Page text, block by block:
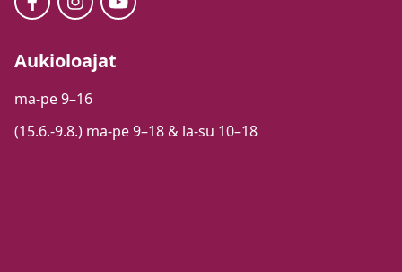
Aukioloajat
ma-pe 9–16
(15.6.-9.8.) ma-pe 9–18 & la-su 10–18